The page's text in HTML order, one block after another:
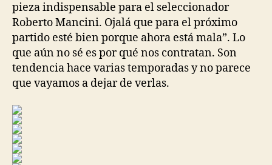
pieza indispensable para el seleccionador
Roberto Mancini. Ojalá que para el próximo
partido esté bien porque ahora está mala”. Lo
que aún no sé es por qué nos contratan. Son
tendencia hace varias temporadas y no parece
que vayamos a dejar de verlas.